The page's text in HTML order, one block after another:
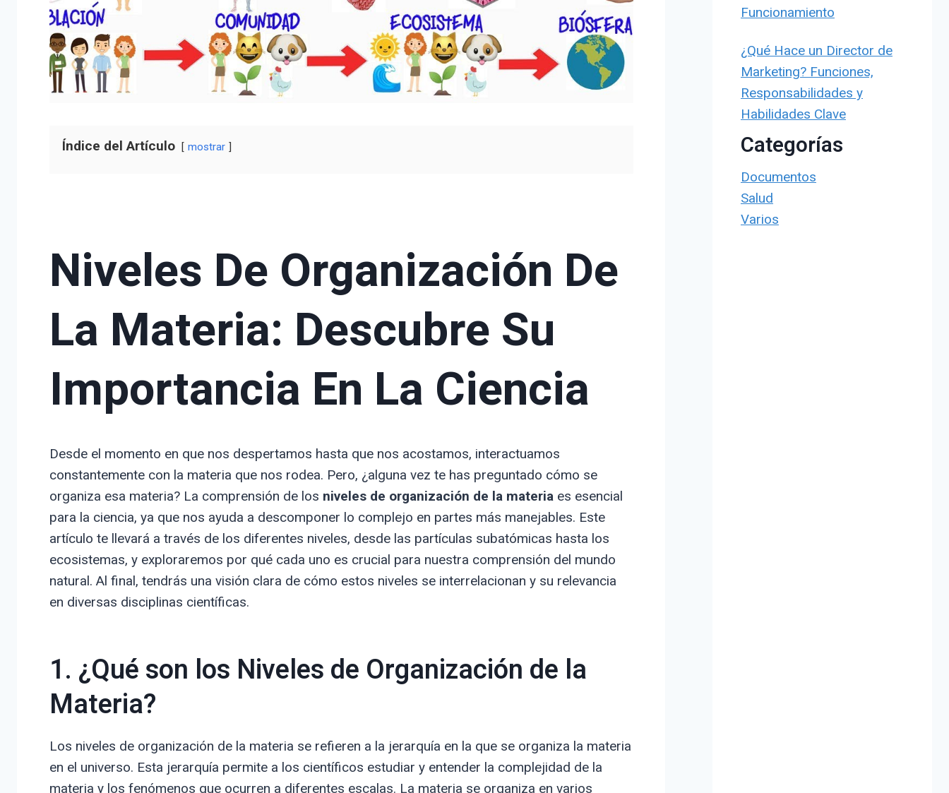
Índice del Artículo mostrar
Niveles De Organización De
La Materia: Descubre Su
Importancia En La Ciencia
Desde el momento en que nos despertamos hasta que nos acostamos, interactuamos
constantemente con la materia que nos rodea. Pero, ¿alguna vez te has preguntado cómo se
organiza esa materia? La comprensión de los niveles de organización de la materiaes esencial
para la ciencia, ya que nos ayuda a descomponer lo complejo en partes más manejables. Este
artículo te llevará a través de los diferentes niveles, desde las partículas subatómicas hasta los
ecosistemas, y exploraremos por qué cada uno es crucial para nuestra comprensión del mundo
natural. Al final, tendrás una visión clara de cómo estos niveles se interrelacionan y su relevancia
en diversas disciplinas científicas.
1. ¿Qué son los Niveles de Organización de la
Materia?
Los niveles de organización de la materia se refieren a la jerarquía en la que se organiza la materia
en el universo. Esta jerarquía permite a los científicos estudiar y entender la complejidad de la
materia y los fenómenos que ocurren a diferentes escalas. La materia se organiza en varios
Funcionamiento
¿Qué Hace un Director de
Marketing? Funciones,
Responsabilidades y
Habilidades Clave
Categorías
Documentos
Salud
Varios